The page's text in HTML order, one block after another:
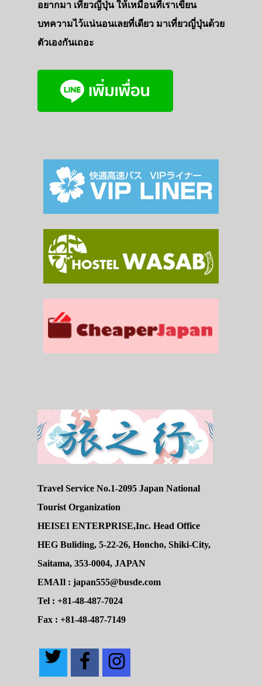
อยากมา เที่ยวญี่ปุ่น ให้เหมือนที่เราเขียน
บทความไว้แน่นอนเลยที่เดียว มาเที่ยวญี่ปุ่นด้วย
ตัวเองกันเถอะ
Travel Service No.1-2095 Japan National
Tourist Organization
HEISEI ENTERPRISE,Inc. Head Office
HEG Buliding, 5-22-26, Honcho, Shiki-City,
Saitama, 353-0004, JAPAN
EMAIl : japan555@busde.com
Tel : +81-48-487-7024
Fax : +81-48-487-7149
VIDEO
ภาพประทับใจ